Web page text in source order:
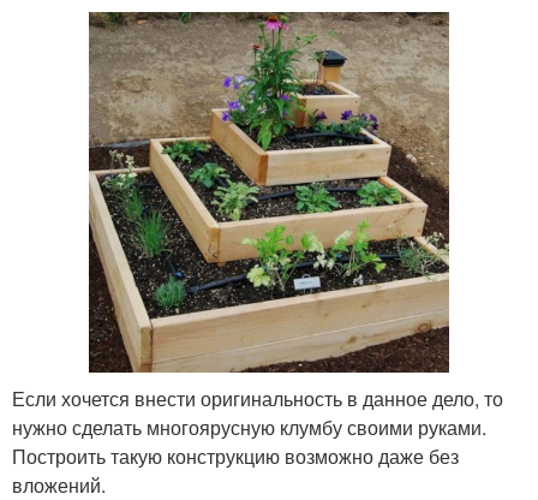
Если хочется внести оригинальность в данное дело, то
нужно сделать многоярусную клумбу своими руками.
Построить такую конструкцию возможно даже без
вложений.